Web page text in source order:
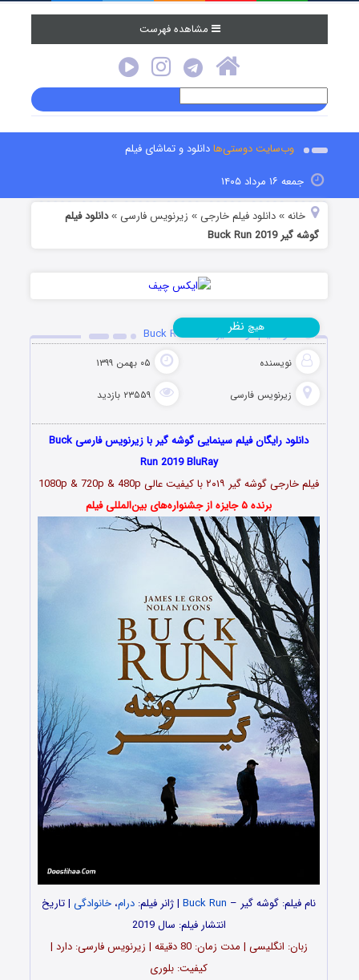
مشاهده فهرست
وب‌سایت دوستی‌هادانلود و تماشای فیلم
جمعه ۱۶ مرداد ۱۴۰۵
خانه »دانلود فیلم خارجی » زیرنویس فارسی »دانلود فیلم
گوشه گیر Buck Run 2019
دانلود فیلم گوشه گیر Buck Run 2019
نویسنده ۰۵ بهمن ۱۳۹۹
زیرنویس فارسی ۲۳۵۵۹ بازدید
هیچ نظر
دانلود رایگان فیلم سینمایی گوشه گیر با زیرنویس فارسی Buck
Run 2019 BluRay
فیلم خارجی گوشه گیر ۲۰۱۹ با کیفیت عالی 1080p & 720p & 480p
برنده ۵ جایزه از جشنواره‌های بین‌المللی فیلم
نام فیلم: گوشه گیر – Buck Run | ژانر فیلم: درام، خانوادگی | تاریخ
انتشار فیلم: سال 2019
زبان: انگلیسی | مدت زمان: 80 دقیقه | زیرنویس فارسی: دارد |
کیفیت: بلوری